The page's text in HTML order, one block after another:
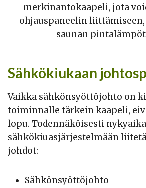
merkinantokaapeli, jota
ohjauspaneelin
saunan
Sähkökiukaan
Vaikka sähkönsyöttöjohto on
toiminnalle tärkein kaapeli,
lopu. Todennäköisesti
sähkökiuasjärjestelmään
johdot:
Sähkönsyöttöjohto